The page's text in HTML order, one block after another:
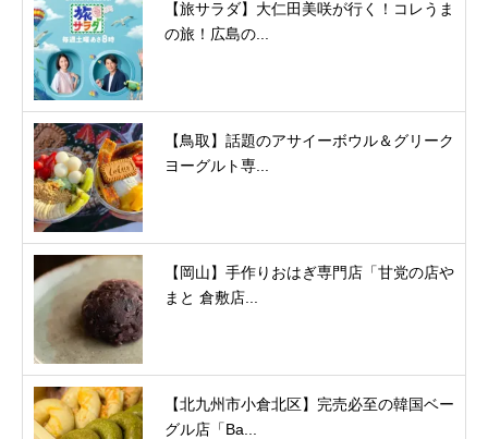
【旅サラダ】大仁田美咲が行く！コレうま
の旅！広島の...
【鳥取】話題のアサイーボウル＆グリーク
ヨーグルト専...
【岡山】手作りおはぎ専門店「甘党の店や
まと 倉敷店...
【北九州市小倉北区】完売必至の韓国ベー
グル店「Ba...